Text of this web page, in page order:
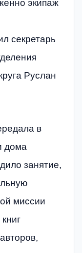
экипаж
секретарь
Руслан
в
дома
занятие,
миссии